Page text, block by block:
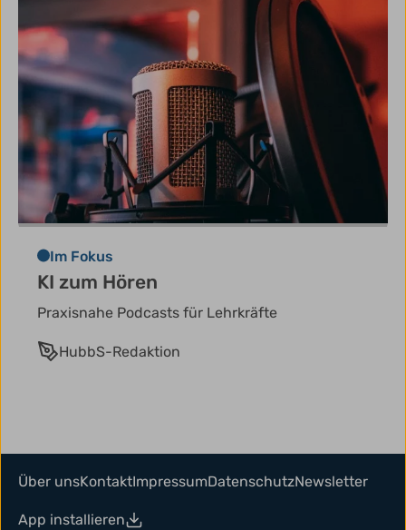
Im Fokus
KI zum Hören
Praxisnahe Podcasts für Lehrkräfte
HubbS-Redaktion
Über unsKontaktImpressumDatenschutzNewsletter
App installieren